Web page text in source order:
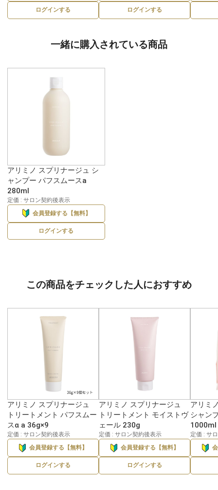
ログインする ログインする
一緒に購入されている商品
アリミノ スプリナージュ シ
ャンプー パフスムースa
280ml
定価 : サロン契約後表示
会員登録する【無料】
ログインする
この商品をチェックした人におすすめ
アリミノ スプリナージュ
トリートメント パフスムー
スα a 36g×9
定価 : サロン契約後表示
会員登録する【無料】
ログインする
アリミノ スプリナージュ
トリートメント モイストヴ
ェール 230g
定価 : サロン契約後表示
会員登録する【無料】
ログインする
アリミ
シャン
1000ml
定価 : サ